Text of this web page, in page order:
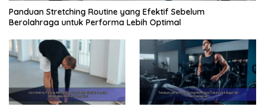
Panduan Stretching Routine yang Efektif Sebelum
Berolahraga untuk Performa Lebih Optimal